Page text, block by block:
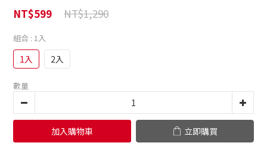
NT$1,290
NT$599
組合 : 1入
1入 2入
數量
加入購物車 立即購買